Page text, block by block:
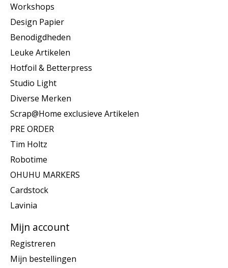
Workshops
Design Papier
Benodigdheden
Leuke Artikelen
Hotfoil & Betterpress
Studio Light
Diverse Merken
Scrap@Home exclusieve Artikelen
PRE ORDER
Tim Holtz
Robotime
OHUHU MARKERS
Cardstock
Lavinia
Mijn account
Registreren
Mijn bestellingen